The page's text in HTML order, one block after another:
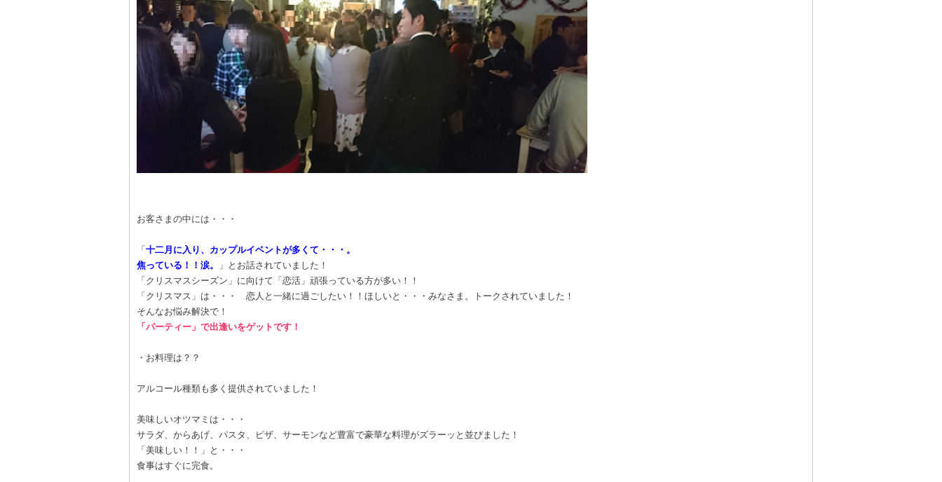
お客さまの中には・・・
「十二月に入り、カップルイベントが多くて・・・。
焦っている！！涙。
」とお話されていました！
「クリスマスシーズン」に向けて「恋活」頑張っている方が多い！！
「クリスマス」は・・・ 恋人と一緒に過ごしたい！！ほしいと・・・みなさま。トークされていました！
そんなお悩み解決で！
「パーティー」で出逢いをゲットです！
・お料理は？？
アルコール種類も多く提供されていました！
美味しいオツマミは・・・
サラダ、からあげ、パスタ、ピザ、サーモンなど豊富で豪華な料理がズラーッと並びました！
「美味しい！！」と・・・
食事はすぐに完食。